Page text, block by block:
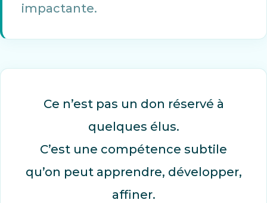
impactante.
Ce n’est pas un don réservé à
quelques élus.
C’est une compétence subtile
qu’on peut apprendre, développer,
affiner.